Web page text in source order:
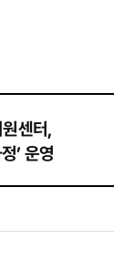
센터,
’ 운영